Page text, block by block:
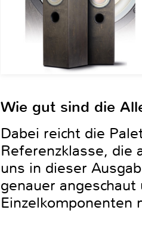
Wie gut sind die
Dabei reicht die
Referenzklasse, die
uns in dieser
genauer
Einzelkomponenten